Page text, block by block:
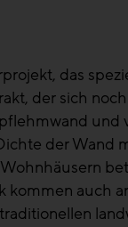
das
der sich
und
der
kommen auch